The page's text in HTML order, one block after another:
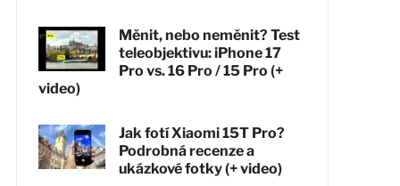
Měnit, nebo neměnit? Test
teleobjektivu: iPhone 17
Pro vs. 16 Pro / 15 Pro (+
video)
Jak fotí Xiaomi 15T Pro?
Podrobná recenze a
ukázkové fotky (+ video)